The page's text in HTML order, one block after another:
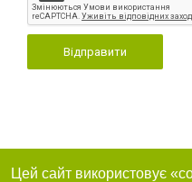
Відправити
Цей сайт використовує